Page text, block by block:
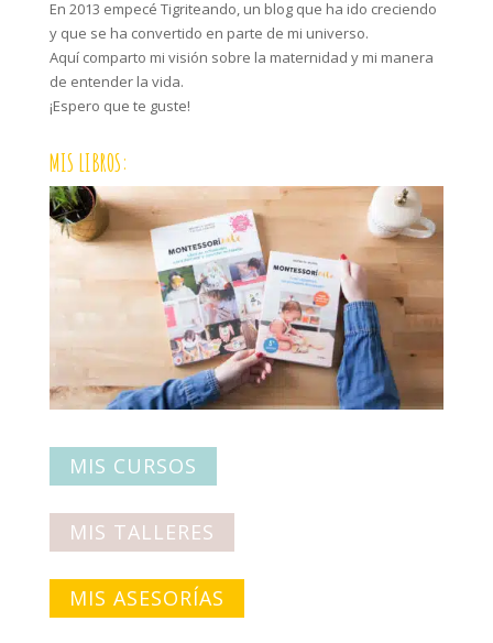
En 2013 empecé Tigriteando, un blog que ha ido creciendo
y que se ha convertido en parte de mi universo.
Aquí comparto mi visión sobre la maternidad y mi manera
de entender la vida.
¡Espero que te guste!
MIS LIBROS:
MIS CURSOS
MIS TALLERES
MIS ASESORÍAS